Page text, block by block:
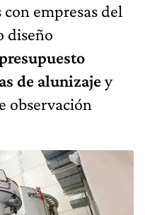
empresas del
diseño
de alunizajey
observación